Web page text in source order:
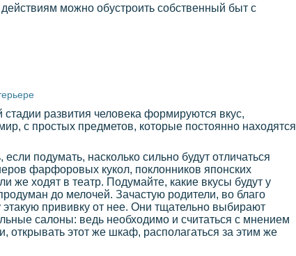
можно обустроить собственный быт с
развития человека формируются вкус,
с простых предметов, которые постоянно находятся
подумать, насколько сильно будут отличаться
фарфоровых кукол, поклонников японских
же ходят в театр. Подумайте, какие вкусы будут у
до мелочей. Зачастую родители, во благо
прививку от нее. Они тщательно выбирают
салоны: ведь необходимо и считаться с мнением
открывать этот же шкаф, располагаться за этим же